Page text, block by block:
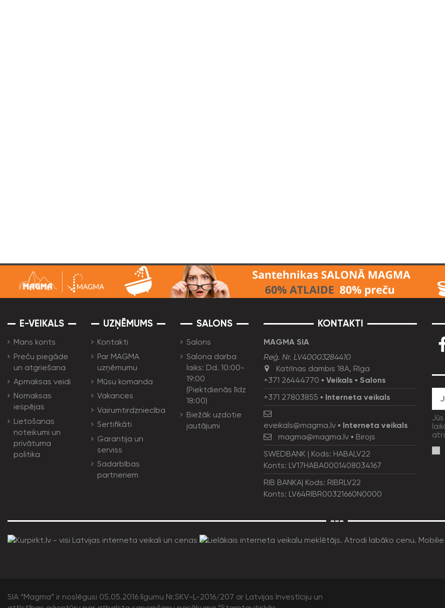
E-VEIKALS
Mans konts
Preču piegāde
un atgriešana
Apmaksas veidi
Nomaksas
iespējas
Lietošanas
noteikumi un
privātuma
politika
UZŅĒMUMS
Kontakti
Par MAGMA
uzņēmumu
Mūsu komanda
Vakances
Vairumtirdzniecība
Sertifikāti
Garantija un
serviss
Sadarbības
partneriem
SALONS
Salons
Salona darba
laiks: Dd. 10:00-
19:00
(Piektdienās līdz
18:00)
Biežāk uzdotie
jautājumi
KONTAKTI
MAGMA SIA
Reģ. Nr. LV40003284410
Katrīnas dambis 18A, Rīga
+371 26444770 ▪ Veikals ▪ Salons
+371 27803855 ▪ Interneta veikals
eveikals@magma.lv ▪ Interneta veikals
magma@magma.lv▪ Birojs
SWEDBANK | Kods: HABALV22
Konts: LV17HABA0001408034167
RIB BANKA| Kods: RIBRLV22
Konts: LV64RIBR00321660N0000
---
SIA “Magma” ir noslēgusi 05.05.2016 līgumu Nr.SKV-L-2016/207 ar Latvijas Investīciju un